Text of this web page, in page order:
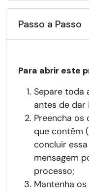
Passo a Passo
Para abrir este
Separe toda
antes de
Preencha
que contêm
concluir
mensagem
processo;
Mantenha